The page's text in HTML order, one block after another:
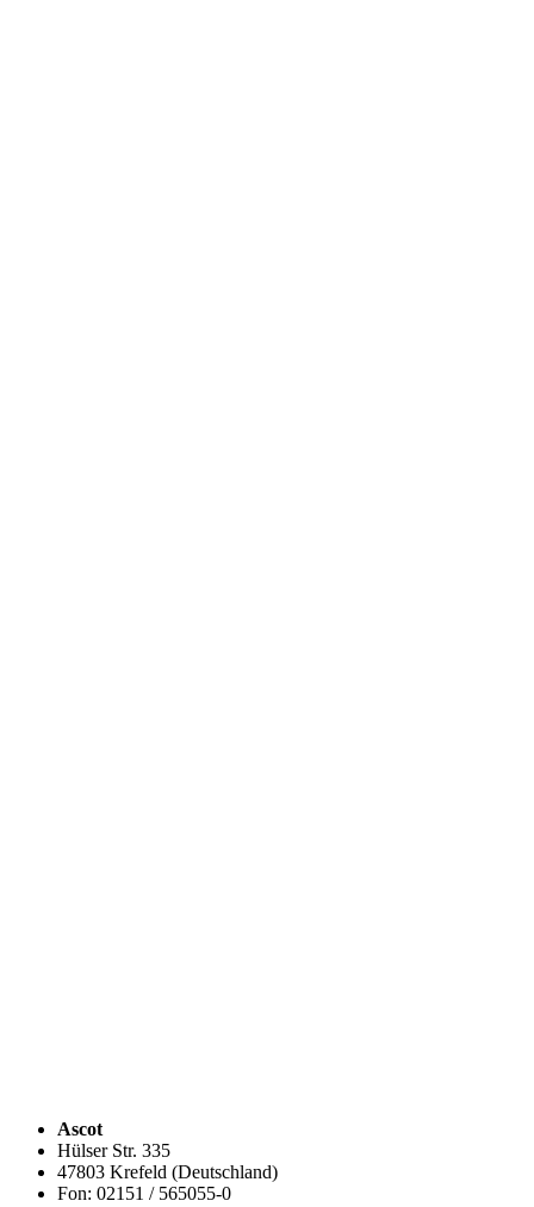
Ascot
Hülser Str. 335
47803 Krefeld (Deutschland)
Fon: 02151 / 565055-0